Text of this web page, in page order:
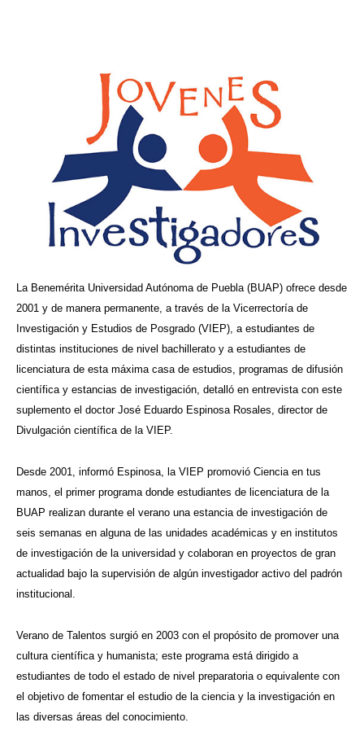
La Benemérita Universidad Autónoma de Puebla (BUAP) ofrece desde
2001 y de manera permanente, a través de la Vicerrectoría de
Investigación y Estudios de Posgrado (VIEP), a estudiantes de
distintas instituciones de nivel bachillerato y a estudiantes de
licenciatura de esta máxima casa de estudios, programas de difusión
científica y estancias de investigación, detalló en entrevista con este
suplemento el doctor José Eduardo Espinosa Rosales, director de
Divulgación científica de la VIEP.
Desde 2001, informó Espinosa, la VIEP promovió Ciencia en tus
manos, el primer programa donde estudiantes de licenciatura de la
BUAP realizan durante el verano una estancia de investigación de
seis semanas en alguna de las unidades académicas y en institutos
de investigación de la universidad y colaboran en proyectos de gran
actualidad bajo la supervisión de algún investigador activo del padrón
institucional.
Verano de Talentos surgió en 2003 con el propósito de promover una
cultura científica y humanista; este programa está dirigido a
estudiantes de todo el estado de nivel preparatoria o equivalente con
el objetivo de fomentar el estudio de la ciencia y la investigación en
las diversas áreas del conocimiento.